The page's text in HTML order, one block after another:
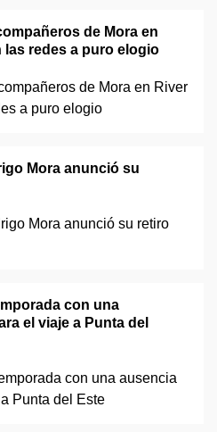
de Mora en
las redes a puro elogio
Mora anunció su
con una
el viaje a Punta del